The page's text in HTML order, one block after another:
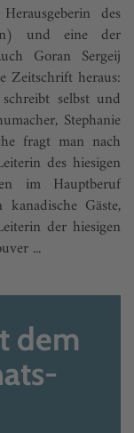
des
und eine der
Goran Sergeij
Zeitschrift heraus:
selbst und
Stephanie
fragt man nach
des hiesigen
im Hauptberuf
Gäste,
der hiesigen
...
dem